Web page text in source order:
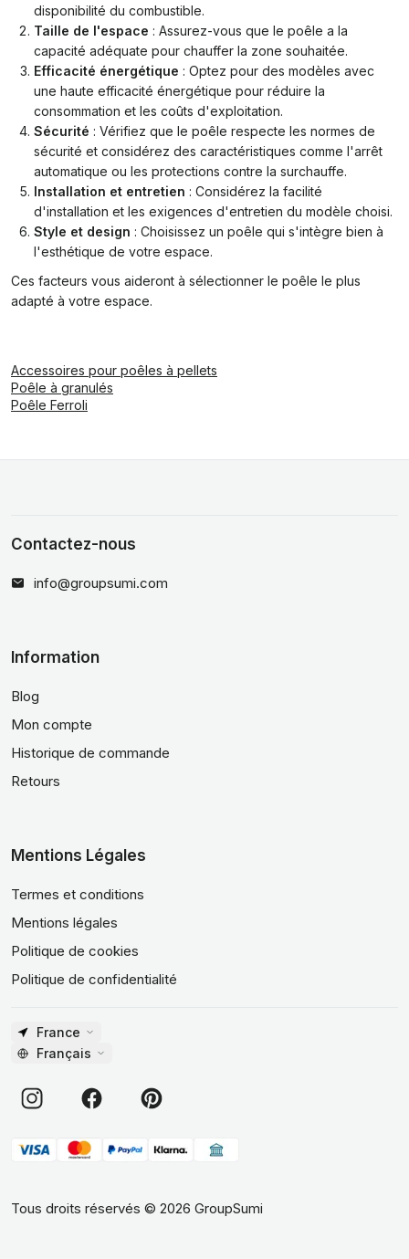
disponibilité du combustible.
Taille de l'espace : Assurez-vous que le poêle a la
capacité adéquate pour chauffer la zone souhaitée.
Efficacité énergétique : Optez pour des modèles avec
une haute efficacité énergétique pour réduire la
consommation et les coûts d'exploitation.
Sécurité : Vérifiez que le poêle respecte les normes de
sécurité et considérez des caractéristiques comme l'arrêt
automatique ou les protections contre la surchauffe.
Installation et entretien : Considérez la facilité
d'installation et les exigences d'entretien du modèle choisi.
Style et design : Choisissez un poêle qui s'intègre bien à
l'esthétique de votre espace.
Ces facteurs vous aideront à sélectionner le poêle le plus
adapté à votre espace.
Accessoires pour poêles à pellets
Poêle à granulés
Poêle Ferroli
Contactez-nous
info@groupsumi.com
Information
Blog
Mon compte
Historique de commande
Retours
Mentions Légales
Termes et conditions
Mentions légales
Politique de cookies
Politique de confidentialité
France
Français
Tous droits réservés © 2026 GroupSumi